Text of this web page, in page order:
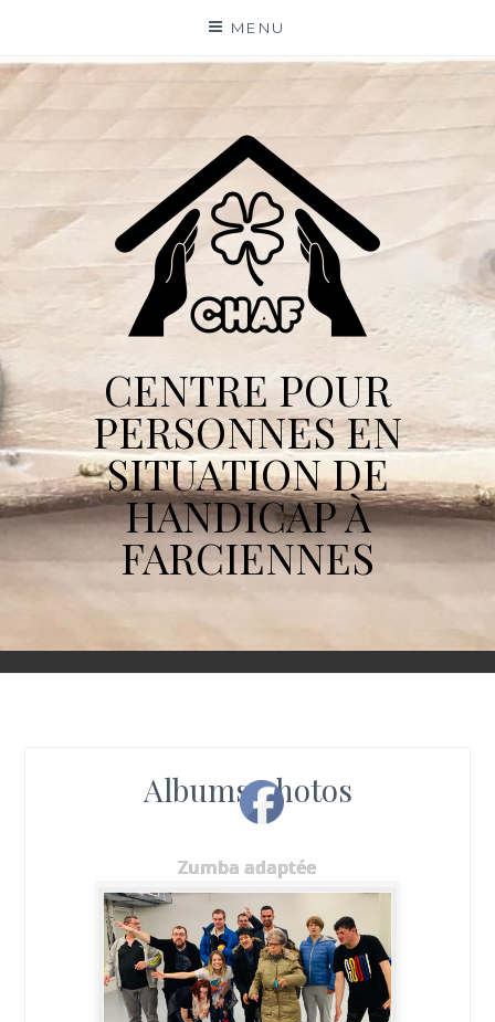
content
MENU
CENTRE POUR
PERSONNES EN
SITUATION DE
HANDICAP À
FARCIENNES
Albums photos
Zumba adaptée